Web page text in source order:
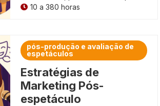
10 a 380 horas
pós-produção e avaliação de
espetáculos
Estratégias de
Marketing Pós-
espetáculo